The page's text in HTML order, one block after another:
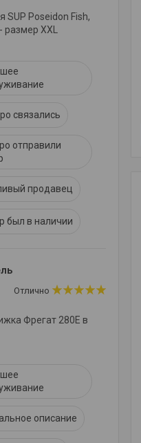
SUP Poseidon Fish,
размер XXL
связались
отправили
продавец
был в наличии
Отлично
Фрегат 280E в
описание